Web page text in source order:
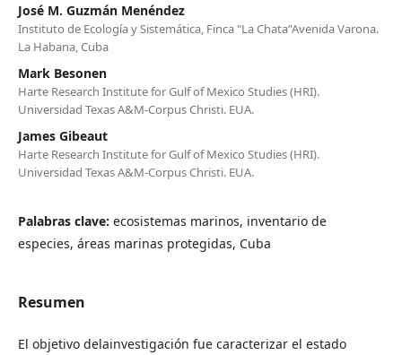
José M. Guzmán Menéndez
Instituto de Ecología y Sistemática, Finca "La Chata”Avenida Varona.
La Habana, Cuba
Mark Besonen
Harte Research Institute for Gulf of Mexico Studies (HRI).
Universidad Texas A&M-Corpus Christi. EUA.
James Gibeaut
Harte Research Institute for Gulf of Mexico Studies (HRI).
Universidad Texas A&M-Corpus Christi. EUA.
Palabras clave: ecosistemas marinos, inventario de
especies, áreas marinas protegidas, Cuba
Resumen
El objetivo delainvestigación fue caracterizar el estado